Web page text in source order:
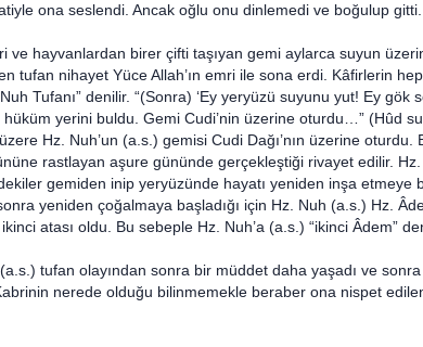
ona seslendi. Ancak oğlu onu dinlemedi ve boğulup gitti.
ve hayvanlardan birer çifti taşıyan gemi aylarca suyun
tufan nihayet Yüce Allah’ın emri ile sona erdi. Kâfirlerin
Tufanı” denilir. “(Sonra) ‘Ey yeryüzü suyunu yut! Ey gök
hüküm yerini buldu. Gemi Cudi’nin üzerine oturdu…” (Hûd
Hz. Nuh’un (a.s.) gemisi Cudi Dağı’nın üzerine oturdu.
rastlayan aşure gününde gerçekleştiği rivayet edilir.
gemiden inip yeryüzünde hayatı yeniden inşa etmeye
yeniden çoğalmaya başladığı için Hz. Nuh (a.s.) Hz.
atası oldu. Bu sebeple Hz. Nuh’a (a.s.) “ikinci Âdem”
tufan olayından sonra bir müddet daha yaşadı ve sonra
nerede olduğu bilinmemekle beraber ona nispet